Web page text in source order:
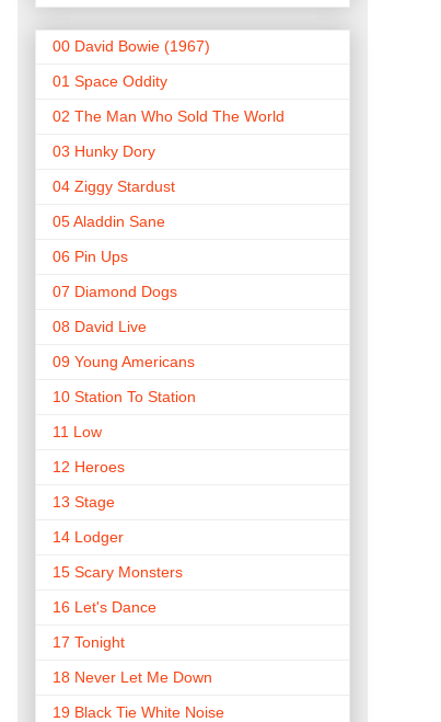
00 David Bowie (1967)
01 Space Oddity
02 The Man Who Sold The World
03 Hunky Dory
04 Ziggy Stardust
05 Aladdin Sane
06 Pin Ups
07 Diamond Dogs
08 David Live
09 Young Americans
10 Station To Station
11 Low
12 Heroes
13 Stage
14 Lodger
15 Scary Monsters
16 Let's Dance
17 Tonight
18 Never Let Me Down
19 Black Tie White Noise